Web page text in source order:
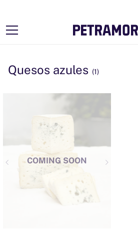
Quesos azules (1)
COMING SOON